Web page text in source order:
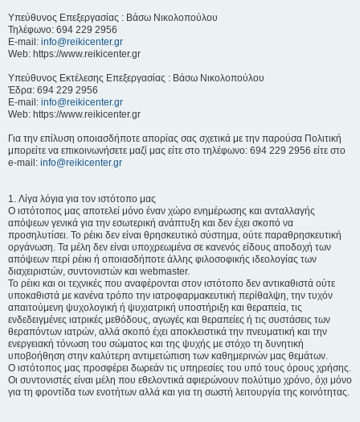
Υπεύθυνος Επεξεργασίας : Βάσω Νικολοπούλου
Τηλέφωνο: 694 229 2956
E-mail: info@reikicenter.gr
Web: https://www.reikicenter.gr
Υπεύθυνος Εκτέλεσης Επεξεργασίας : Βάσω Νικολοπούλου
Έδρα: 694 229 2956
E-mail: info@reikicenter.gr
Web: https://www.reikicenter.gr
Για την επίλυση οποιασδήποτε απορίας σας σχετικά με την παρούσα Πολιτική
μπορείτε να επικοινωνήσετε μαζί μας είτε στο τηλέφωνο: 694 229 2956 είτε στο
e-mail: info@reikicenter.gr
1. Λίγα λόγια για τον ιστότοπο μας
Ο ιστότοπος μας αποτελεί μόνο έναν χώρο ενημέρωσης και ανταλλαγής
απόψεων γενικά για την εσωτερική ανάπτυξη και δεν έχει σκοπό να
προσηλυτίσει. To ρέικι δεν είναι θρησκευτικό σύστημα, ούτε παραθρησκευτική
οργάνωση. Τα μέλη δεν είναι υποχρεωμένα σε κανενός είδους αποδοχή των
απόψεων περί ρέικι ή οποιασδήποτε άλλης φιλοσοφικής ιδεολογίας των
διαχειριστών, συντονιστών και webmaster.
Το ρέικι και οι τεχνικές που αναφέρονται στον ιστότοπο δεν αντικαθιστά ούτε
υποκαθιστά με κανένα τρόπο την ιατροφαρμακευτική περίθαλψη, την τυχόν
απαιτούμενη ψυχολογική ή ψυχιατρική υποστήριξη και θεραπεία, τις
ενδεδειγμένες ιατρικές μεθόδους, αγωγές και θεραπείες ή τις συστάσεις των
θεραπόντων ιατρών, αλλά σκοπό έχει αποκλειστικά την πνευματική και την
ενεργειακή τόνωση του σώματος και της ψυχής με στόχο τη δυνητική
υποβοήθηση στην καλύτερη αντιμετώπιση των καθημερινών μας θεμάτων.
Ο ιστότοπος μας προσφέρει δωρεάν τις υπηρεσίες του υπό τους όρους χρήσης.
Οι συντονιστές είναι μέλη που εθελοντικά αφιερώνουν πολύτιμο χρόνο, όχι μόνο
για τη φροντίδα των ενοτήτων αλλά και για τη σωστή λειτουργία της κοινότητας.